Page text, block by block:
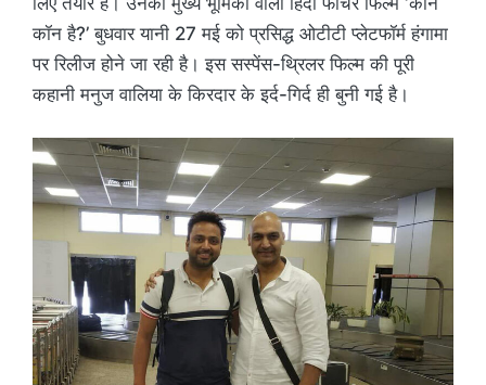
कॉन है?’ बुधवार यानी 27 मई को प्रसिद्ध ओटीटी प्लेटफॉर्म हंगामा
पर रिलीज होने जा रही है। इस सस्पेंस-थ्रिलर फिल्म की पूरी
कहानी मनुज वालिया के किरदार के इर्द-गिर्द ही बुनी गई है।